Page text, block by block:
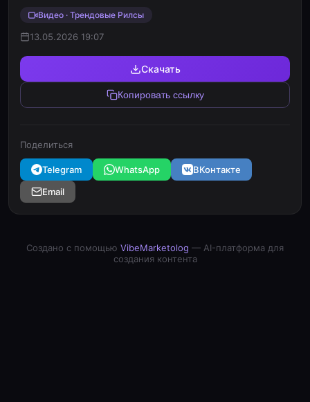
Видео · Трендовые Рилсы
13.05.2026 19:07
Скачать
Копировать ссылку
Поделиться
Telegram WhatsApp
ВКонтакте
Email
Создано с помощью VibeMarketolog — AI-платформа для
создания контента